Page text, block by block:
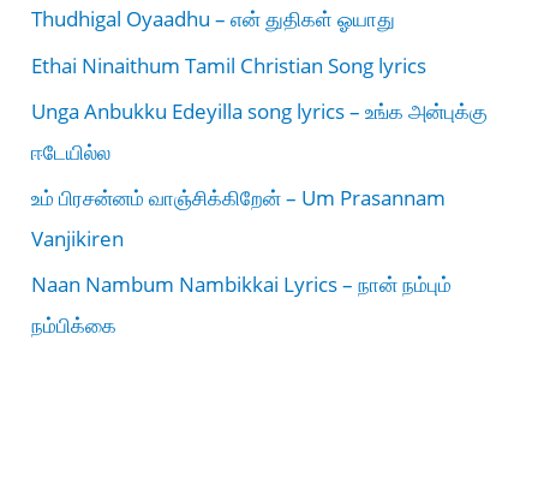
Thudhigal Oyaadhu – என் துதிகள் ஓயாது
Ethai Ninaithum Tamil Christian Song lyrics
Unga Anbukku Edeyilla song lyrics – உங்க அன்புக்கு
ஈடேயில்ல
உம் பிரசன்னம் வாஞ்சிக்கிறேன் – Um Prasannam
Vanjikiren
Naan Nambum Nambikkai Lyrics – நான் நம்பும்
நம்பிக்கை